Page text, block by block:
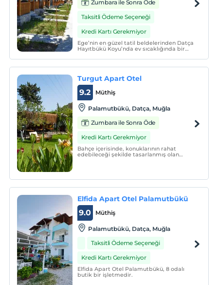
Zumbara ile Sonra Öde
Taksitli Ödeme Seçeneği
Kredi Kartı Gerekmiyor
Ege’nin en güzel tatil beldelerinden Datça
Hayıtbükü Koyu’nda ev sıcaklığında bir
Evleri, yeşillikler arasındaki 20 taş evin
hepsi özel dekore edilmiş odaları ve güler
Turgut Apart Otel
Müthiş
9.2
Palamutbükü, Datça, Muğla
Zumbara ile Sonra Öde
Kredi Kartı Gerekmiyor
Bahçe içerisinde, konuklarının rahat
edebileceği şekilde tasarlanmış olan
Elfida Apart Otel Palamutbükü
Müthiş
9.0
Palamutbükü, Datça, Muğla
Taksitli Ödeme Seçeneği
Kredi Kartı Gerekmiyor
Elfida Apart Otel Palamutbükü, 8 odalı
butik bir işletmedir.